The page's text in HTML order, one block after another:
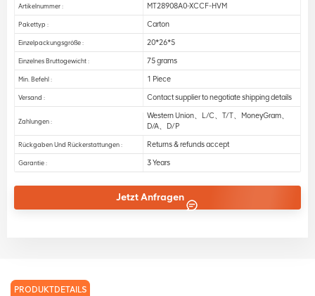
Artikelnummer : MT28908A0-XCCF-HVM
Pakettyp : Carton
Einzelpackungsgröße : 20*26*5
Einzelnes Bruttogewicht : 75 grams
Min. Befehl : 1 Piece
Versand : Contact supplier to negotiate shipping details
Zahlungen :
Western Union、L/C、T/T、MoneyGram、
D/A、D/P
Rückgaben Und Rückerstattungen : Returns & refunds accept
Garantie : 3 Years
Jetzt Anfragen
PRODUKTDETAILS